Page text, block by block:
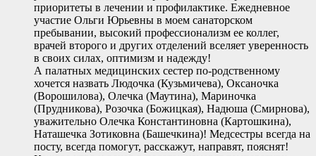
приоритеты в лечении и профилактике. Ежедневное
участие Ольги Юрьевны в моем санаторском
пребывании, высокий профессионализм ее коллег,
врачей второго и других отделений вселяет уверенность
в своих силах, оптимизм и надежду!
А палатных медицинских сестер по-родственному
хочется назвать Людочка (Кузьмичева), Оксаночка
(Ворошилова), Олечка (Маутина), Мариночка
(Прудникова), Розочка (Божицкая), Надюша (Смирнова),
уважительно Олечка Константиновна (Картошкина),
Наташечка Зотиковна (Башечкина)! Медсестры всегда на
посту, всегда помогут, расскажут, направят, пояснят!